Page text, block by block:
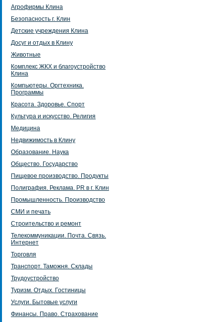
Агрофирмы Клина
Безопасность г. Клин
Детские учреждения Клина
Досуг и отдых в Клину
Животные
Комплекс ЖКХ и благоустройство
Клина
Компьютеры. Оргтехника.
Программы
Красота. Здоровье. Спорт
Культура и искусство. Религия
Медицина
Недвижимость в Клину
Образование. Наука
Общество. Государство
Пищевое производство. Продукты
Полиграфия. Реклама. PR в г. Клин
Промышленность. Производство
СМИ и печать
Строительство и ремонт
Телекоммуникации. Почта. Связь.
Интернет
Торговля
Транспорт. Таможня. Склады
Трудоустройство
Туризм. Отдых. Гостиницы
Услуги. Бытовые услуги
Финансы. Право. Страхование